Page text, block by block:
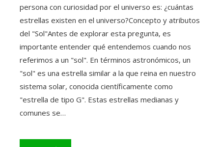
persona con curiosidad por el universo es: ¿cuántas
estrellas existen en el universo?Concepto y atributos
del "Sol"Antes de explorar esta pregunta, es
importante entender qué entendemos cuando nos
referimos a un "sol". En términos astronómicos, un
"sol" es una estrella similar a la que reina en nuestro
sistema solar, conocida científicamente como
"estrella de tipo G". Estas estrellas medianas y
comunes se…